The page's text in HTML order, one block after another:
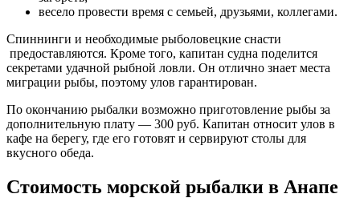
весело провести время с семьей, друзьями, коллегами.
Спиннинги и необходимые рыболовецкие снасти
предоставляются. Кроме того, капитан судна поделится
секретами удачной рыбной ловли. Он отлично знает места
миграции рыбы, поэтому улов гарантирован.
По окончанию рыбалки возможно приготовление рыбы за
дополнительную плату — 300 руб. Капитан относит улов в
кафе на берегу, где его готовят и сервируют столы для
вкусного обеда.
Стоимость морской рыбалки в Анапе